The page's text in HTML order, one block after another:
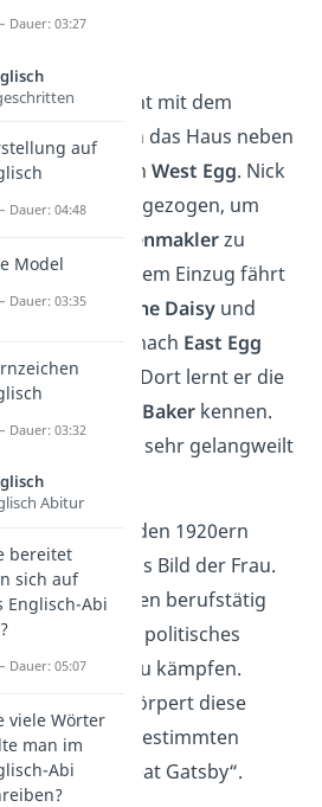
Roman beginnt mit dem
von Nick in das Haus neben
Gatsbys Villa inWest Egg. Nick
New York gezogen, um
Börsenmaklerzu
Nach dem Einzug fährt
seiner Cousine Daisy und
nach East Egg
Abendessen. Dort lernt er die
Frau
Jordan Baker kennen.
wirkt zunächst sehr gelangweilt
Nick.
In den 1920ern
sich das Bild der Frau.
Frauen wurden berufstätig
begannen für politisches
zu kämpfen.
Baker verkörpert diese
an selbstbestimmten
in „The Great Gatsby“.
Dauer: 03:27
auf
Dauer: 04:48
Model
Dauer: 03:35
Dauer: 03:32
Abitur
bereitet
sich auf
Englisch-Abi
Dauer: 05:07
viele Wörter
man im
Abi